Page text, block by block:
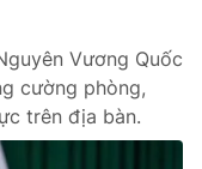
Vương Quốc
cường phòng,
trên địa bàn.